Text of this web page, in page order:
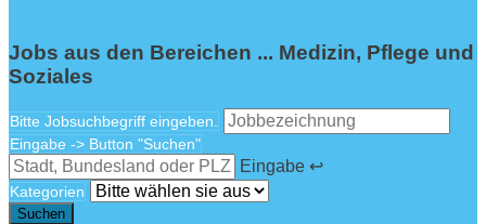
Jobs aus den Bereichen ... Medizin, Pflege und
Soziales
Bitte Jobsuchbegriff eingeben.
Eingabe -> Button "Suchen"
Eingabe ↩
Kategorien
Suchen